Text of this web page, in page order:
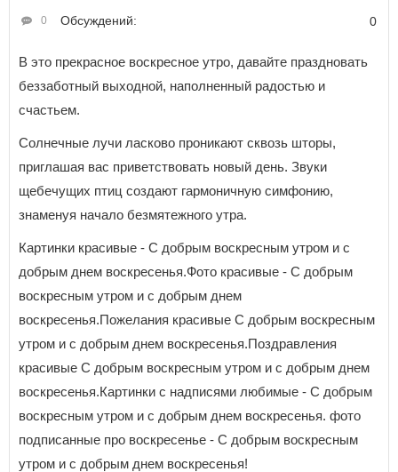
Обсуждений:
0 0
В это прекрасное воскресное утро, давайте праздновать
беззаботный выходной, наполненный радостью и
счастьем.
Солнечные лучи ласково проникают сквозь шторы,
приглашая вас приветствовать новый день. Звуки
щебечущих птиц создают гармоничную симфонию,
знаменуя начало безмятежного утра.
Картинки красивые - С добрым воскресным утром и с
добрым днем воскресенья.Фото красивые - С добрым
воскресным утром и с добрым днем
воскресенья.Пожелания красивые С добрым воскресным
утром и с добрым днем воскресенья.Поздравления
красивые С добрым воскресным утром и с добрым днем
воскресенья.Картинки с надписями любимые - С добрым
воскресным утром и с добрым днем воскресенья. фото
подписанные про воскресенье - С добрым воскресным
утром и с добрым днем воскресенья!